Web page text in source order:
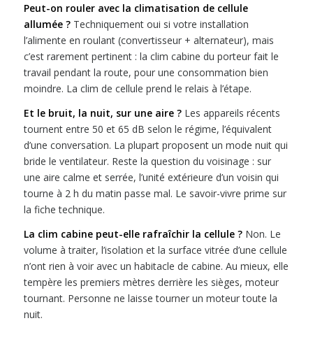
Peut-on rouler avec la climatisation de cellule
allumée ?Techniquement oui si votre installation
l’alimente en roulant (convertisseur + alternateur), mais
c’est rarement pertinent : la clim cabine du porteur fait le
travail pendant la route, pour une consommation bien
moindre. La clim de cellule prend le relais à l’étape.
Et le bruit, la nuit, sur une aire ?Les appareils récents
tournent entre 50 et 65 dB selon le régime, l’équivalent
d’une conversation. La plupart proposent un mode nuit qui
bride le ventilateur. Reste la question du voisinage : sur
une aire calme et serrée, l’unité extérieure d’un voisin qui
tourne à 2 h du matin passe mal. Le savoir-vivre prime sur
la fiche technique.
La clim cabine peut-elle rafraîchir la cellule ?Non. Le
volume à traiter, l’isolation et la surface vitrée d’une cellule
n’ont rien à voir avec un habitacle de cabine. Au mieux, elle
tempère les premiers mètres derrière les sièges, moteur
tournant. Personne ne laisse tourner un moteur toute la
nuit.